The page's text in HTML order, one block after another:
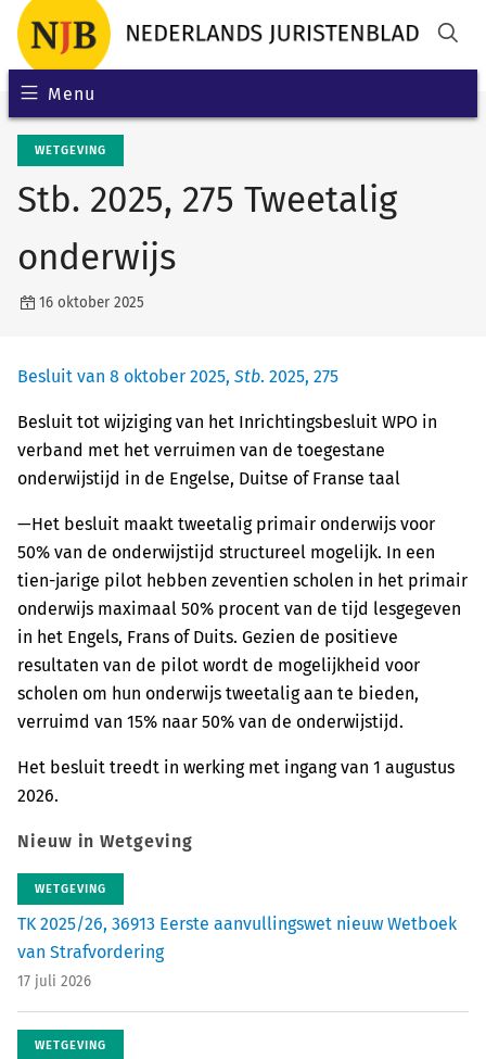
Menu
WETGEVING
Stb. 2025, 275 Tweetalig
onderwijs
16 oktober 2025
Besluit van 8 oktober 2025, Stb. 2025, 275
Besluit tot wijziging van het Inrichtingsbesluit WPO in
verband met het verruimen van de toegestane
onderwijstijd in de Engelse, Duitse of Franse taal
—Het besluit maakt tweetalig primair onderwijs voor
50% van de onderwijstijd structureel mogelijk. In een
tien-jarige pilot hebben zeventien scholen in het primair
onderwijs maximaal 50% procent van de tijd lesgegeven
in het Engels, Frans of Duits. Gezien de positieve
resultaten van de pilot wordt de mogelijkheid voor
scholen om hun onderwijs tweetalig aan te bieden,
verruimd van 15% naar 50% van de onderwijstijd.
Het besluit treedt in werking met ingang van 1 augustus
2026.
Nieuw in Wetgeving
WETGEVING
TK 2025/26, 36913 Eerste aanvullingswet nieuw Wetboek
van Strafvordering
17 juli 2026
WETGEVING